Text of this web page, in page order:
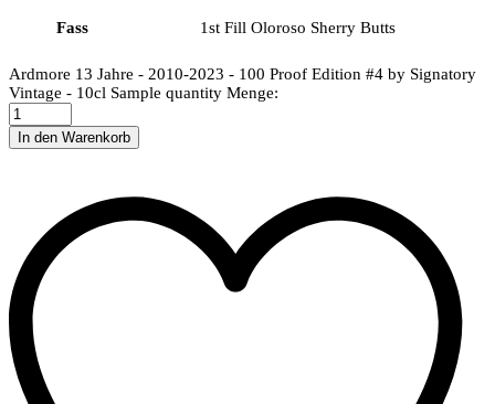
Fass 1st Fill Oloroso Sherry Butts
Ardmore 13 Jahre - 2010-2023 - 100 Proof Edition #4 by Signatory
Vintage - 10cl Sample quantity Menge:
In den Warenkorb